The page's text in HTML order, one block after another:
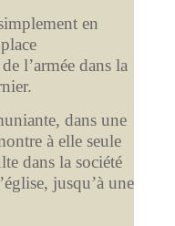
en
l’armée dans la
dans une
à elle seule
dans la société
jusqu’à une